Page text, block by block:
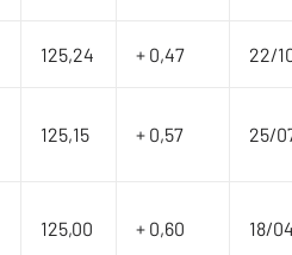
125,24​ + 0,47 ​22/
125,15 + 0,57 ​25/
125,00 + 0,60 ​18/